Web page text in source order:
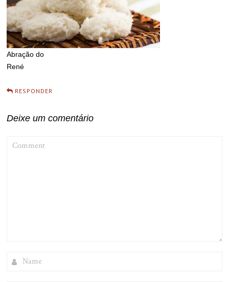
Abração do
René
RESPONDER
Deixe um comentário